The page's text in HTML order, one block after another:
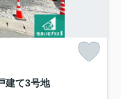
建て3号地